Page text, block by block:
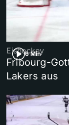
6 Min
Eishockey
Fribourg-
Lakers aus